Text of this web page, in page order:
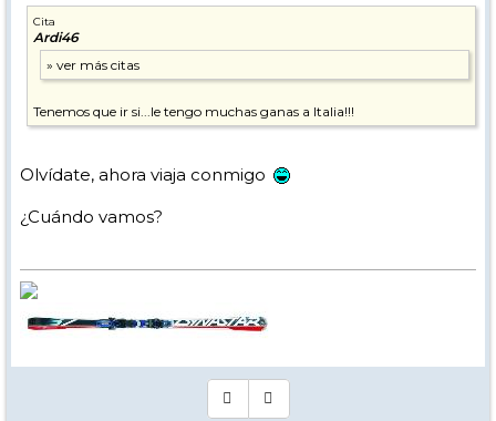
Cita
Ardi46
Tenemos que ir si...le tengo muchas ganas a Italia!!!
Olvídate, ahora viaja conmigo
¿Cuándo vamos?